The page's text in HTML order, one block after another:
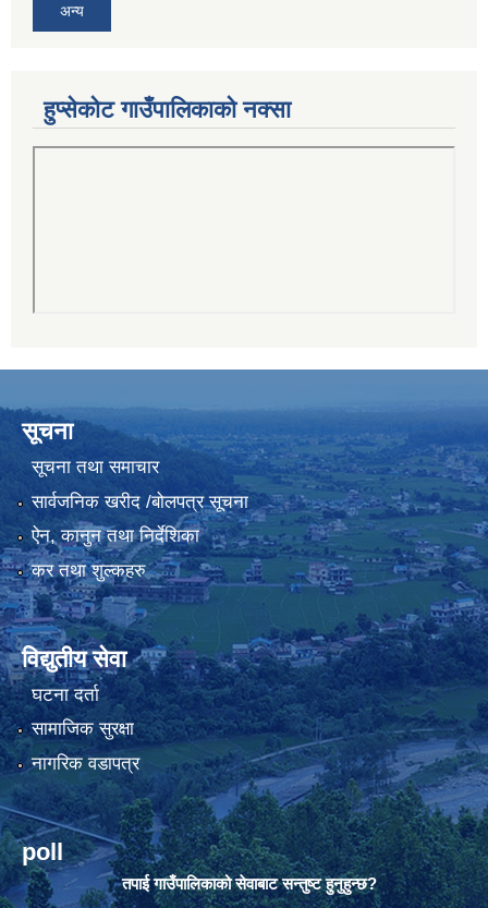
अन्य
हुप्सेकोट गाउँपालिकाको नक्सा
सूचना
सूचना तथा समाचार
सार्वजनिक खरीद /बोलपत्र सूचना
ऐन, कानुन तथा निर्देशिका
कर तथा शुल्कहरु
विद्युतीय सेवा
घटना दर्ता
सामाजिक सुरक्षा
नागरिक वडापत्र
poll
तपाई गाउँपालिकाको सेवाबाट सन्तुष्ट हुनुहुन्छ?